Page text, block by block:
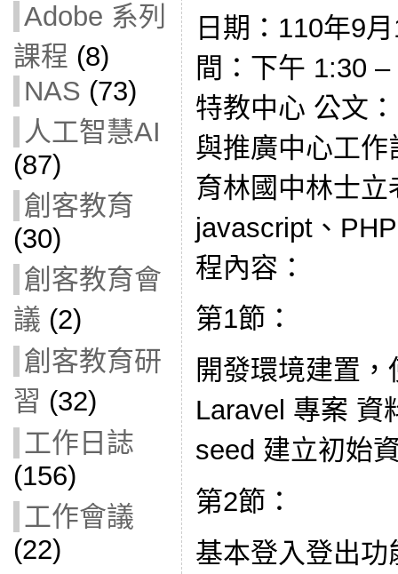
Adobe 系列
課程 (8)
NAS (73)
人工智慧AI
(87)
創客教育
(30)
創客教育會
議 (2)
創客教育研
習 (32)
工作日誌
(156)
工作會議
(22)
日期：110年9
間：下午 1:30
特教中心 公文
與推廣中心工
育林國中林士
javascript、
程內容：
第1節：
開發環境建置
Laravel 專案 資
seed 建立初始
第2節：
基本登入登出